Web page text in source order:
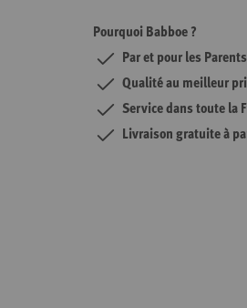
Pourquoi Babboe ?
Par et pour les Parents
Qualité au meilleur
Service dans toute la
Livraison gratuite à